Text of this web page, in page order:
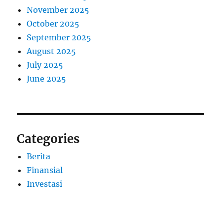
November 2025
October 2025
September 2025
August 2025
July 2025
June 2025
Categories
Berita
Finansial
Investasi